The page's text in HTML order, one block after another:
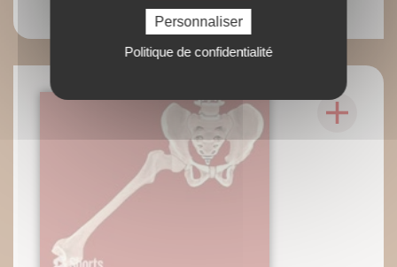
Personnaliser
Politique de confidentialité